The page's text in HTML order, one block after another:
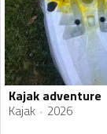
Kajak adventure
Kajak 2026